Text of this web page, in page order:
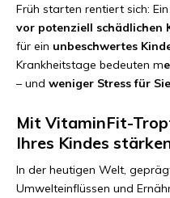
Früh starten rentiert sich: Ein
vor potenziell schädlichen
für ein unbeschwertes
Krankheitstage bedeuten m
– und weniger Stress für
Mit VitaminFit-
Ihres Kindes
In der heutigen Welt,
Umwelteinflüssen und